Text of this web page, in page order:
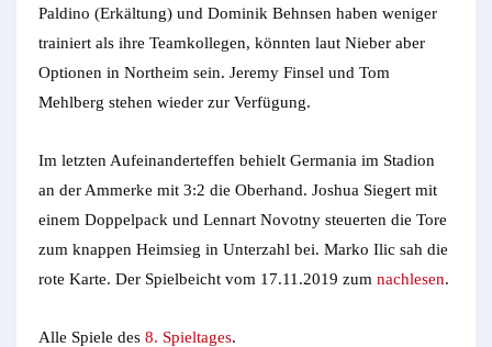
Paldino (Erkältung) und Dominik Behnsen haben weniger
trainiert als ihre Teamkollegen, könnten laut Nieber aber
Optionen in Northeim sein. Jeremy Finsel und Tom
Mehlberg stehen wieder zur Verfügung.
Im letzten Aufeinanderteffen behielt Germania im Stadion
an der Ammerke mit 3:2 die Oberhand. Joshua Siegert mit
einem Doppelpack und Lennart Novotny steuerten die Tore
zum knappen Heimsieg in Unterzahl bei. Marko Ilic sah die
rote Karte. Der Spielbeicht vom 17.11.2019 zum nachlesen.
Alle Spiele des 8. Spieltages.